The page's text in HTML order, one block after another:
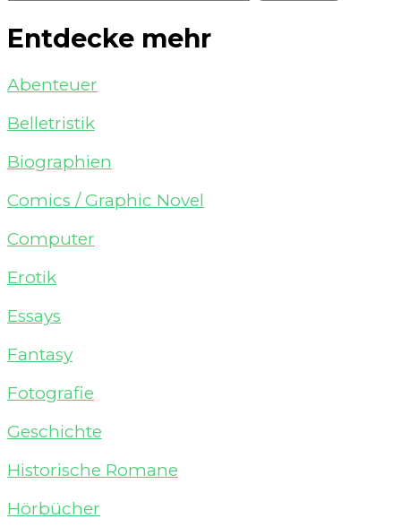
Entdecke mehr
Abenteuer
Belletristik
Biographien
Comics / Graphic Novel
Computer
Erotik
Essays
Fantasy
Fotografie
Geschichte
Historische Romane
Hörbücher